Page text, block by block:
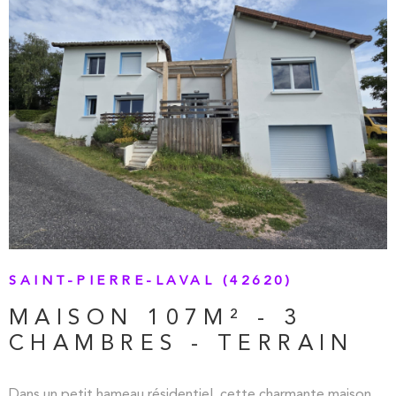
accessibles à pied.
SAINT-PIERRE-LAVAL (42620)
MAISON 107M² - 3
CHAMBRES - TERRAIN
VOIR LE BIEN